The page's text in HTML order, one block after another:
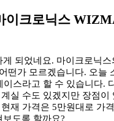
이크로닉스
되었네요. 마이크로닉
떤가 모르겠습니다. 오늘
스라고 할 수 있습니다.
실 수도 있겠지만 장점
재 가격은 5만원대로 가
도록 할까요?